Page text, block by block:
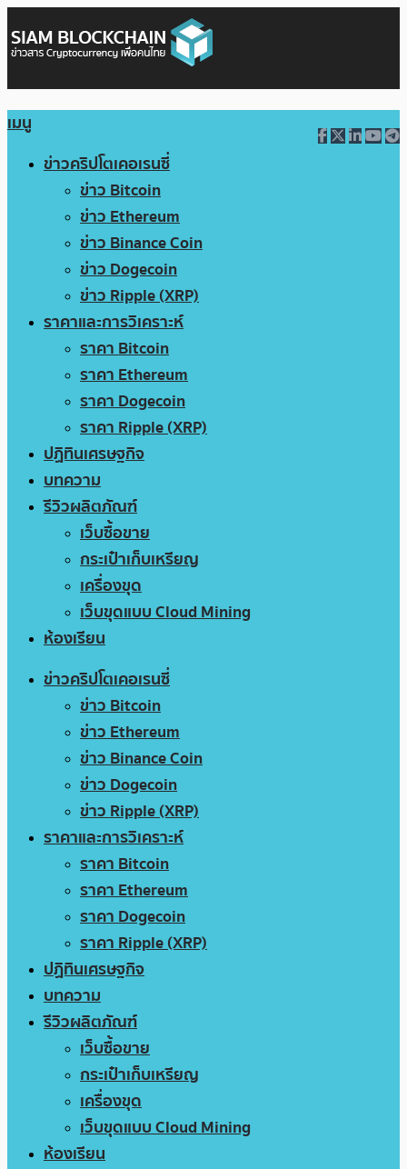
เมนู
ข่าวคริปโตเคอเรนซี่
ข่าว Bitcoin
ข่าว Ethereum
ข่าว Binance Coin
ข่าว Dogecoin
ข่าว Ripple (XRP)
ราคาและการวิเคราะห์
ราคา Bitcoin
ราคา Ethereum
ราคา Dogecoin
ราคา Ripple (XRP)
ปฏิทินเศรษฐกิจ
บทความ
รีวิวผลิตภัณฑ์
เว็บซื้อขาย
กระเป๋าเก็บเหรียญ
เครื่องขุด
เว็บขุดแบบ Cloud Mining
ห้องเรียน
ข่าวคริปโตเคอเรนซี่
ข่าว Bitcoin
ข่าว Ethereum
ข่าว Binance Coin
ข่าว Dogecoin
ข่าว Ripple (XRP)
ราคาและการวิเคราะห์
ราคา Bitcoin
ราคา Ethereum
ราคา Dogecoin
ราคา Ripple (XRP)
ปฏิทินเศรษฐกิจ
บทความ
รีวิวผลิตภัณฑ์
เว็บซื้อขาย
กระเป๋าเก็บเหรียญ
เครื่องขุด
เว็บขุดแบบ Cloud Mining
ห้องเรียน